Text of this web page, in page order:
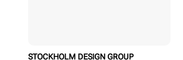
STOCKHOLM DESIGN GROUP